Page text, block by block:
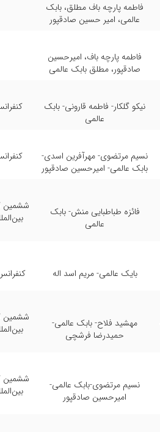
فاطمه پارچه باف مطلق، بابک
عالمی، امیر حسین صادقپور
فاطمه پارچه باف، امیرحسین
صادقپور، مطلق بابک عالمی
نیکو گلکار- فاطمه قارونی- بابک
عالمی
نسیم مرتضوی- مهرآفرین اسدی-
بابک عالمی- امیرحسین صادقپور
فائزه طباطبایی منش- بابک
عالمی
ششمین
بایک عالمی- مریم اسد اله
مهشید فلاح- بابک عالمی-
حمیدرضا فرشچی
ششمین
نسیم مرتضوی-بابک عالمی-
امیرحسین صادقپور
ششمین